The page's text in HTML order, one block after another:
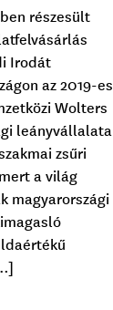
részesült
Irodát
az 2019-es
Wolters
leányvállalata
zsűri
a világ
magyarországi